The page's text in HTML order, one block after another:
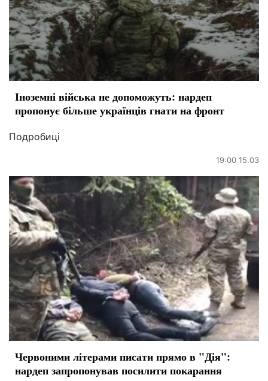
Іноземні війська не допоможуть: нардеп
пропонує більше українців гнати на фронт
Подробиці
19:00 15.03
Червоними літерами писати прямо в "Дія":
нардеп запропонував посилити покарання